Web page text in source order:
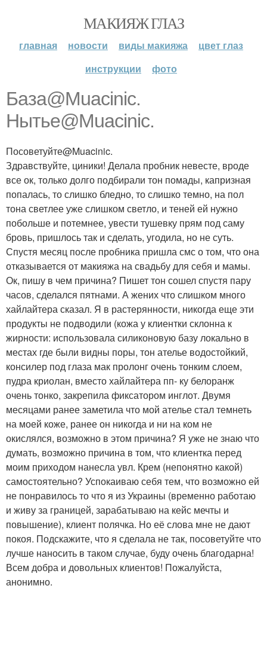
МАКИЯЖ ГЛАЗ
главная новости виды макияжа
цвет глаз
инструкции
фото
База@Muacinic.
Нытье@Muacinic.
Посоветуйте@Muacinic.
Здравствуйте, циники! Делала пробник невесте, вроде
все ок, только долго подбирали тон помады, капризная
попалась, то слишко бледно, то слишко темно, на пол
тона светлее уже слишком светло, и теней ей нужно
побольше и потемнее, увести тушевку прям под саму
бровь, пришлось так и сделать, угодила, но не суть.
Спустя месяц после пробника пришла смс о том, что она
отказывается от макияжа на свадьбу для себя и мамы.
Ок, пишу в чем причина? Пишет тон сошел спустя пару
часов, сделался пятнами. А жених что слишком много
хайлайтера сказал. Я в растерянности, никогда еще эти
продукты не подводили (кожа у клиентки склонна к
жирности: использовала силиконовую базу локально в
местах где были видны поры, тон ателье водостойкий,
консилер под глаза мак пролонг очень тонким слоем,
пудра криолан, вместо хайлайтера пп- ку белоранж
очень тонко, закрепила фиксатором инглот. Двумя
месяцами ранее заметила что мой ателье стал темнеть
на моей коже, ранее он никогда и ни на ком не
окислялся, возможно в этом причина? Я уже не знаю что
думать, возможно причина в том, что клиентка перед
моим приходом нанесла увл. Крем (непонятно какой)
самостоятельно? Успокаиваю себя тем, что возможно ей
не понравилось то что я из Украины (временно работаю
и живу за границей, зарабатываю на кейс мечты и
повышение), клиент полячка. Но её слова мне не дают
покоя. Подскажите, что я сделала не так, посоветуйте что
лучше наносить в таком случае, буду очень благодарна!
Всем добра и довольных клиентов! Пожалуйста,
анонимно.